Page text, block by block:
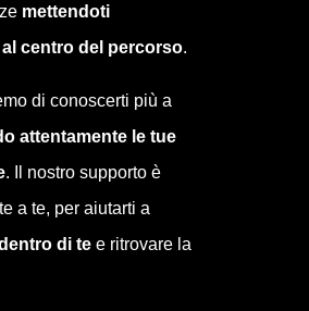
mettendoti
centro del percorso.
di conoscerti più a
attentamente le tue
. Il nostro supporto è
a te, per aiutarti a
di tee ritrovare la